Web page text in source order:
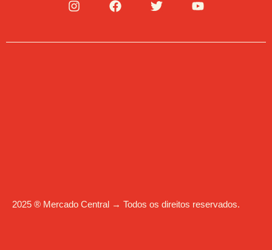
2025 ® Mercado Central → Todos os direitos reservados.